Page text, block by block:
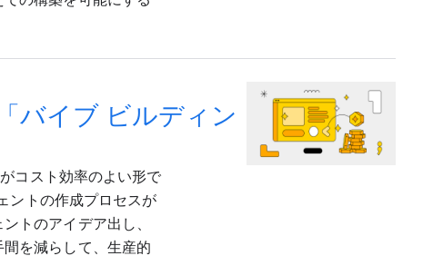
バイブ ビルディン
コスト効率のよい形で
ントの作成プロセスが
トのアイデア出し、
を減らして、生産的